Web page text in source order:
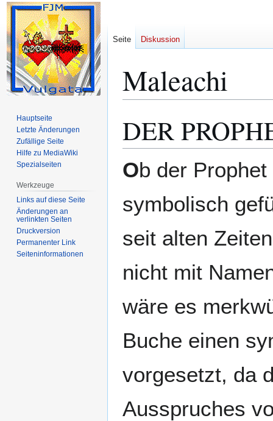
Maleachi
Navigation
Suche
DER
Ob der
symbolisch
seit alten
nicht mit
wäre es
Buche einen
vorgesetzt, da
Ausspruches
Seite Diskussion
Hauptseite
Letzte Änderungen
Zufällige Seite
Hilfe zu MediaWiki
Spezialseiten
Werkzeuge
Links auf diese Seite
Änderungen an
verlinkten Seiten
Druckversion
Permanenter Link
Seiten­­informationen